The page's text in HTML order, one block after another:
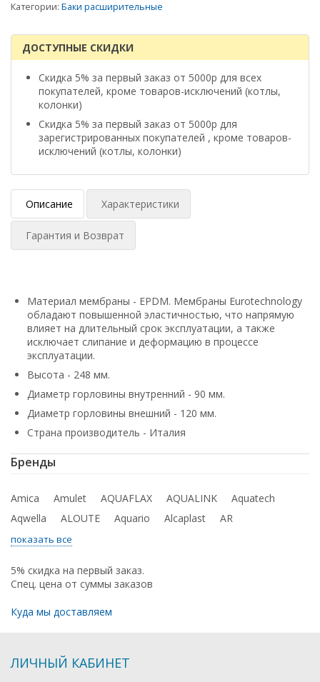
Категории: Баки расширительные
ДОСТУПНЫЕ СКИДКИ
Скидка 5% за первый заказ от 5000р для всех
покупателей, кроме товаров-исключений (котлы,
колонки)
Скидка 5% за первый заказ от 5000р для
зарегистрированных покупателей , кроме товаров-
исключений (котлы, колонки)
Описание Характеристики
Гарантия и Возврат
Материал мембраны - EPDM. Мембраны Eurotechnology
обладают повышенной эластичностью, что напрямую
влияет на длительный срок эксплуатации, а также
исключает слипание и деформацию в процессе
эксплуатации.
Высота - 248 мм.
Диаметр горловины внутренний - 90 мм.
Диаметр горловины внешний - 120 мм.
Страна производитель - Италия
Бренды
Amica Amulet AQUAFLAX AQUALINK
Aquatech
Aqwella
ALOUTE Aquario Alcaplast AR
показать все
5% скидка на первый заказ.
Спец. цена от суммы заказов
Куда мы доставляем
ЛИЧНЫЙ КАБИНЕТ